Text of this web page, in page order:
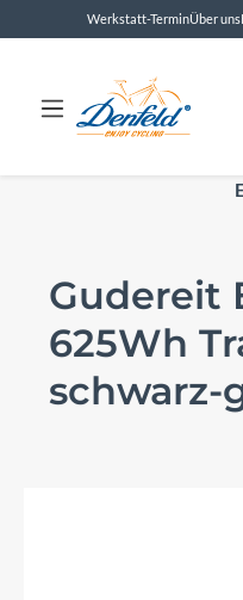
springenWerkstatt-TerminÜber uns
Gudereit
625Wh
schwarz-